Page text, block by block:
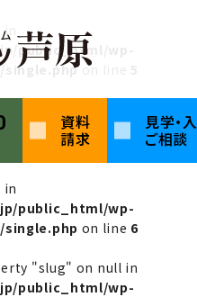
資料
請求
見学・
ご相談
public_html/wp-
single.phpon line
public_html/wp-
single.phpon line
in
public_html/wp-
on line 6
"slug" on null in
public_html/wp-